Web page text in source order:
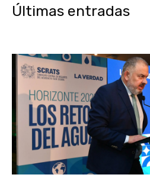
Últimas entradas